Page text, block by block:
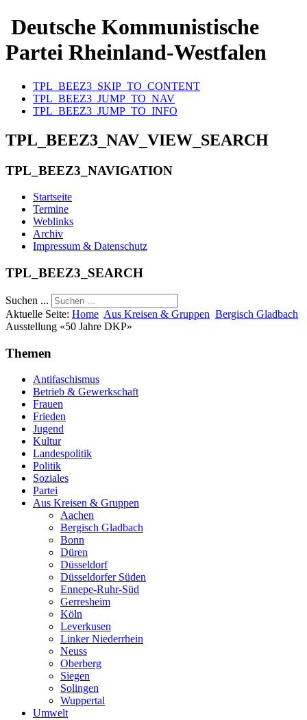
Deutsche Kommunistische
Partei Rheinland-Westfalen
TPL_BEEZ3_SKIP_TO_CONTENT
TPL_BEEZ3_JUMP_TO_NAV
TPL_BEEZ3_JUMP_TO_INFO
TPL_BEEZ3_NAV_VIEW_SEARCH
TPL_BEEZ3_NAVIGATION
Startseite
Termine
Weblinks
Archiv
Impressum & Datenschutz
TPL_BEEZ3_SEARCH
Suchen ...
Aktuelle Seite: Home Aus Kreisen & Gruppen Bergisch Gladbach
Ausstellung «50 Jahre DKP»
Themen
Antifaschismus
Betrieb & Gewerkschaft
Frauen
Frieden
Jugend
Kultur
Landespolitik
Politik
Soziales
Partei
Aus Kreisen & Gruppen
Aachen
Bergisch Gladbach
Bonn
Düren
Düsseldorf
Düsseldorfer Süden
Ennepe-Ruhr-Süd
Gerresheim
Köln
Leverkusen
Linker Niederrhein
Neuss
Oberberg
Siegen
Solingen
Wuppertal
Umwelt